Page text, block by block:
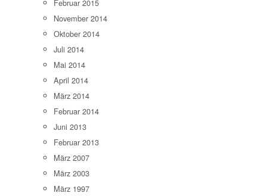
Februar 2015
November 2014
Oktober 2014
Juli 2014
Mai 2014
April 2014
März 2014
Februar 2014
Juni 2013
Februar 2013
März 2007
März 2003
März 1997